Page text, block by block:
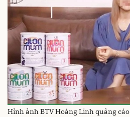
Hỉnh ảnh BTV Hoàng Linh quảng